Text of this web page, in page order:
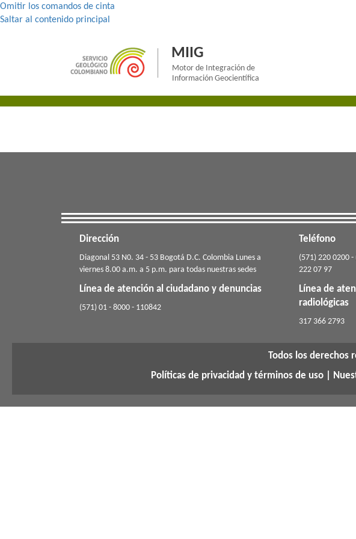
Omitir los comandos de cinta
Saltar al contenido principal
MIIG
Motor de Integración de
Información Geocientífica
Dirección
​​​Diagonal 53 N0. 34 - 53 Bogotá D.C. Colombia Lunes a
viernes 8.00 a.m. a 5 p.m. para todas nuestras sedes
Teléfono
(571) 220 0200
222 07 97
Línea de atención al ciudadano y denuncias
(571) 01 - 8000 - 110842
Línea de
radiológicas
​317 366 2793
Todos los derechos
Políticas de privacidad y términos de uso|